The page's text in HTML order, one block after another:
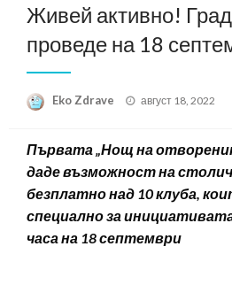
Живей активно!
проведе на 18
Eko Zdrave
Posted
август 18, 2022
Първата „Нощ на
даде възможност на
безплатно над 10 клуба,
специално за
часа на 18 септември